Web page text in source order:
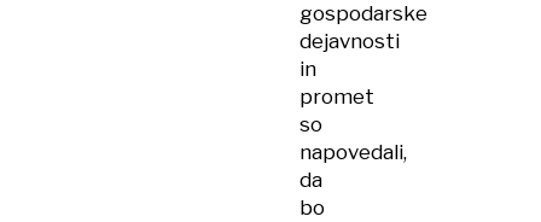
gospodarske
dejavnosti
in
promet
so
napovedali,
da
bo